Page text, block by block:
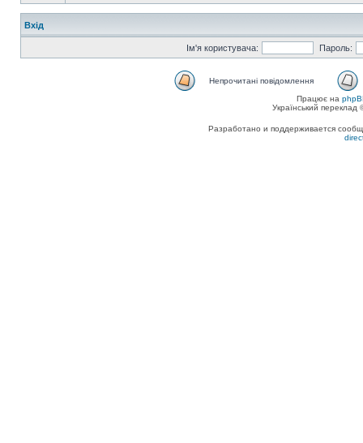
Вхід
Ім'я користувача: Пароль:
Непрочитані повідомлення
Працює на
Український
Разработано и поддерживается